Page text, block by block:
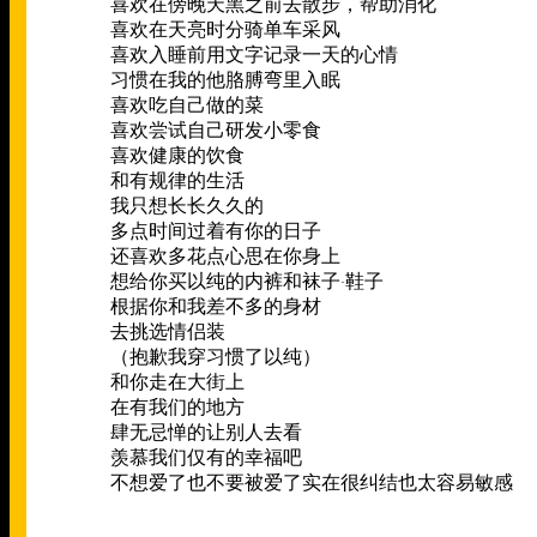
喜欢在傍晚天黑之前去散步，帮助消化
喜欢在天亮时分骑单车采风
喜欢入睡前用文字记录一天的心情
习惯在我的他胳膊弯里入眠
喜欢吃自己做的菜
喜欢尝试自己研发小零食
喜欢健康的饮食
和有规律的生活
我只想长长久久的
多点时间过着有你的日子
还喜欢多花点心思在你身上
想给你买以纯的内裤和袜子·鞋子
根据你和我差不多的身材
去挑选情侣装
（抱歉我穿习惯了以纯）
和你走在大街上
在有我们的地方
肆无忌惮的让别人去看
羡慕我们仅有的幸福吧
不想爱了也不要被爱了实在很纠结也太容易敏感